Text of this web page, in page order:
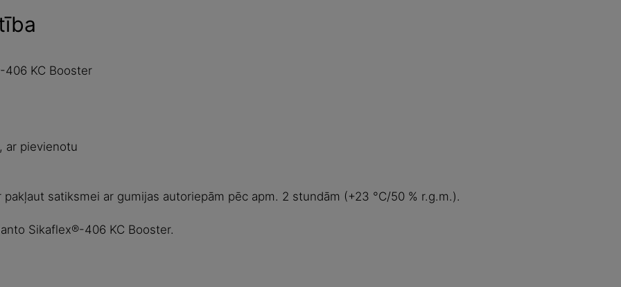
406 KC Booster
ar pievienotu
satiksmei ar gumijas autoriepām pēc apm. 2 stundām (+23 °C/50 % r.g.m.).
Sikaflex®-406 KC Booster.